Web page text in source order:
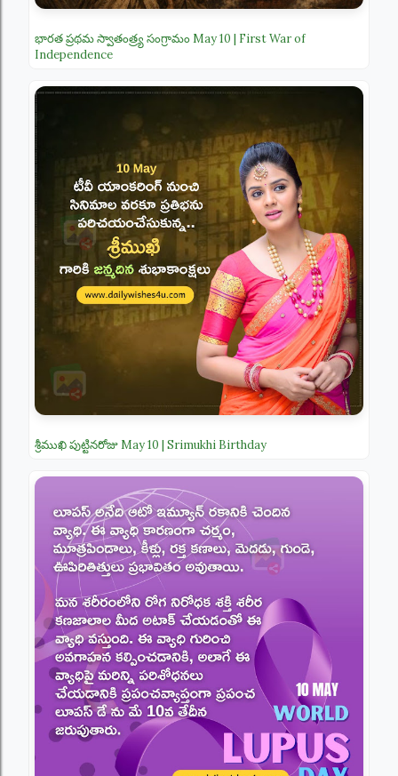
భారత ప్రథమ స్వాతంత్ర్య సంగ్రామం May 10 | First War of
Independence
శ్రీముఖి పుట్టినరోజు May 10 | Srimukhi Birthday